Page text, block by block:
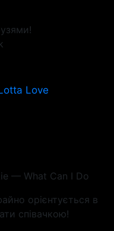
Love
— What Can I Do
орієнтується в
співачкою!